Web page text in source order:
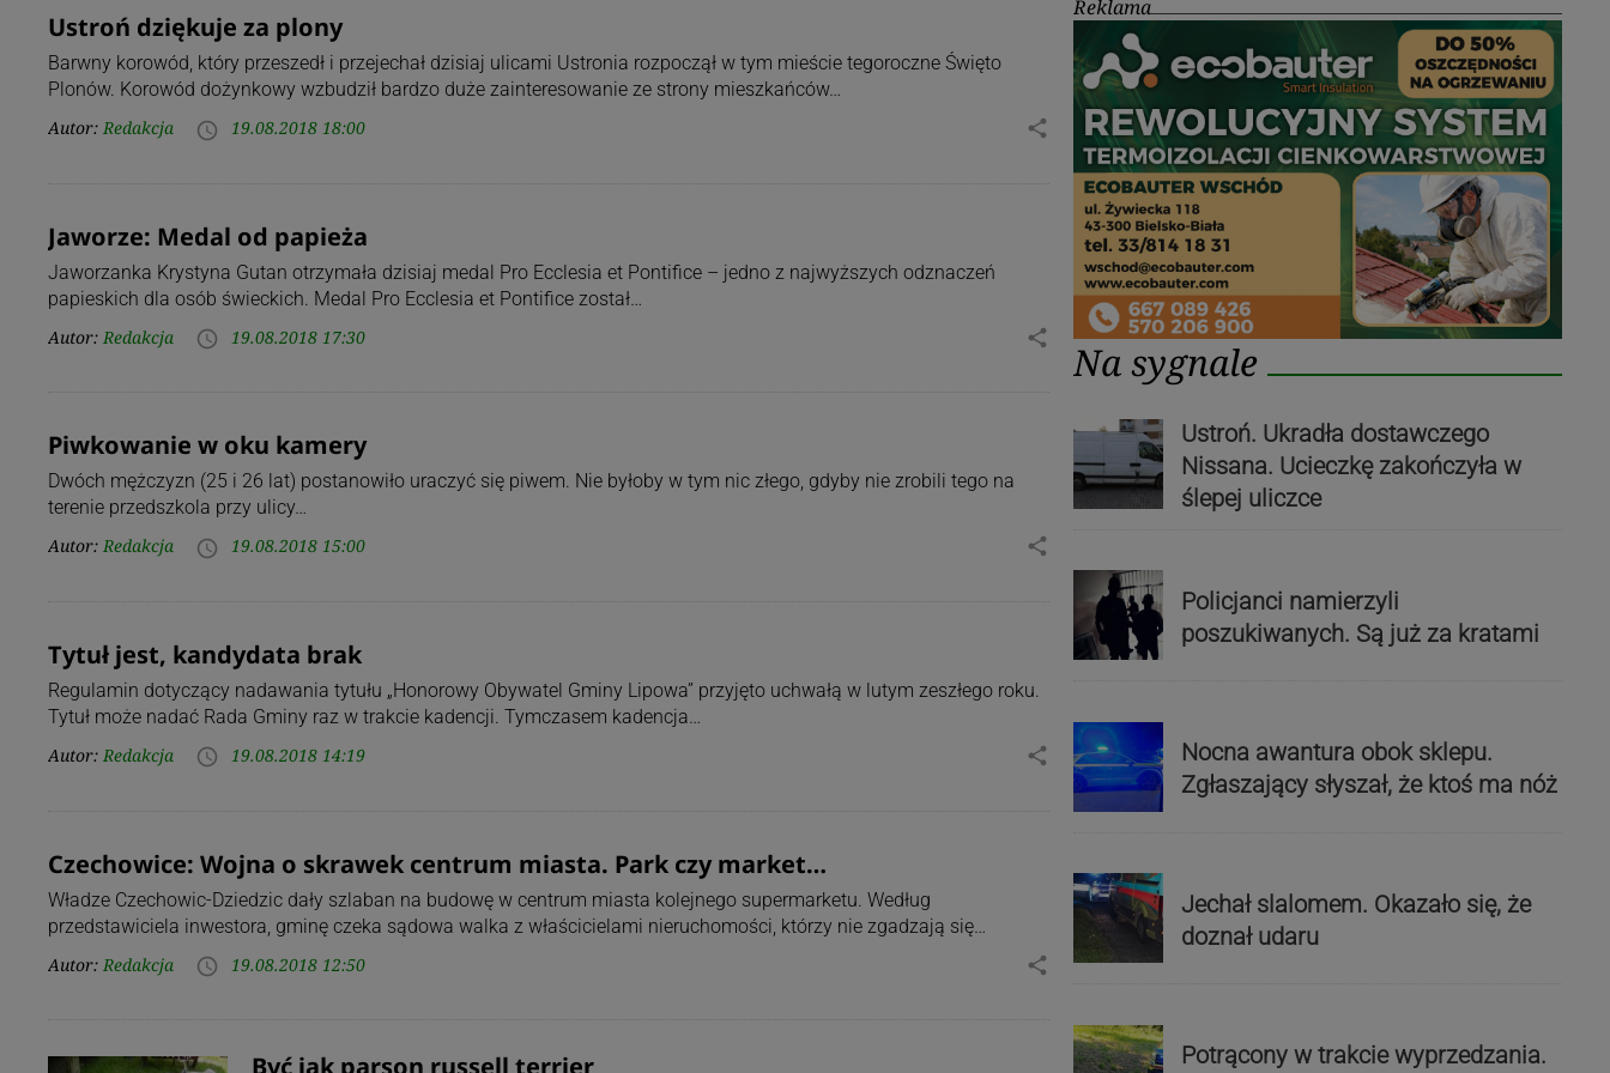
Ustroń dziękuje za plony
Barwny korowód, który przeszedł i przejechał dzisiaj ulicami Ustronia rozpoczął w tym mieście tegoroczne Święto
Plonów. Korowód dożynkowy wzbudził bardzo duże zainteresowanie ze strony mieszkańców…
Autor: Redakcja access_time 19.08.2018 18:00 share
Jaworze: Medal od papieża
Jaworzanka Krystyna Gutan otrzymała dzisiaj medal Pro Ecclesia et Pontifice – jedno z najwyższych odznaczeń
papieskich dla osób świeckich. Medal Pro Ecclesia et Pontifice został…
Autor: Redakcja access_time 19.08.2018 17:30 share
Piwkowanie w oku kamery
Dwóch mężczyzn (25 i 26 lat) postanowiło uraczyć się piwem. Nie byłoby w tym nic złego, gdyby nie zrobili tego na
terenie przedszkola przy ulicy…
Autor: Redakcja access_time 19.08.2018 15:00 share
Tytuł jest, kandydata brak
Regulamin dotyczący nadawania tytułu „Honorowy Obywatel Gminy Lipowa” przyjęto uchwałą w lutym zeszłego roku.
Tytuł może nadać Rada Gminy raz w trakcie kadencji. Tymczasem kadencja…
Autor: Redakcja access_time 19.08.2018 14:19 share
Czechowice: Wojna o skrawek centrum miasta. Park czy market…
Władze Czechowic-Dziedzic dały szlaban na budowę w centrum miasta kolejnego supermarketu. Według
przedstawiciela inwestora, gminę czeka sądowa walka z właścicielami nieruchomości, którzy nie zgadzają się…
Autor: Redakcja access_time 19.08.2018 12:50 share
Reklama
Na sygnale
Ustroń. Ukradła dostawczego
Nissana. Ucieczkę zakończyła w
ślepej uliczce
Policjanci namierzyli
poszukiwanych. Są już za kratami
Nocna awantura obok sklepu.
Zgłaszający słyszał, że ktoś ma nóż
Jechał slalomem. Okazało się, że
doznał udaru
Potrącony w trakcie wyprzedzania.